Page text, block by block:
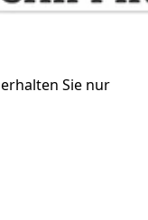
Sie nur